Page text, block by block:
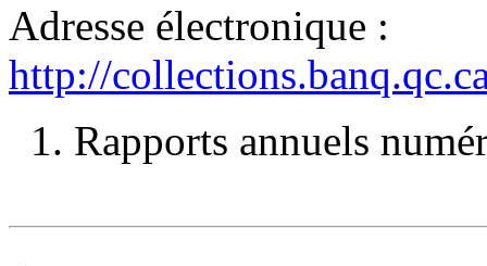
Adresse électronique :
http://
1. Rapports annuels